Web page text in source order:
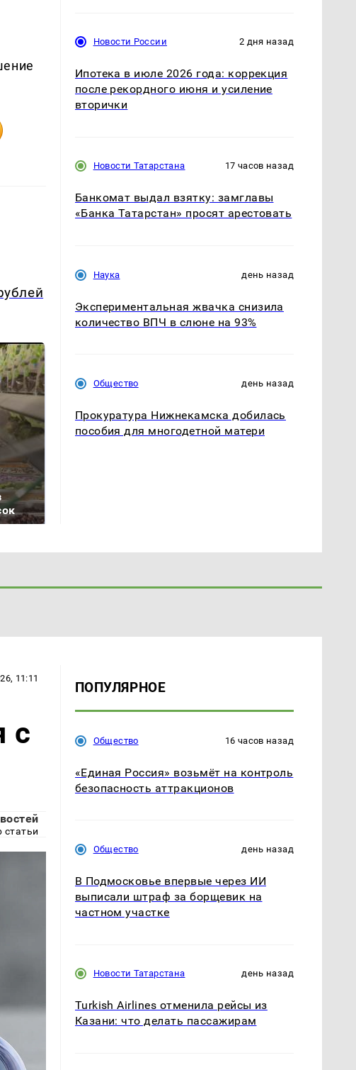
Новости России 2 дня назад
Ипотека в июле 2026 года: коррекция
после рекордного июня и усиление
вторички
Новости Татарстана 17 часов назад
Банкомат выдал взятку: замглавы
«Банка Татарстан» просят арестовать
Наука день назад
Экспериментальная жвачка снизила
количество ВПЧ в слюне на 93%
Общество день назад
Прокуратура Нижнекамска добилась
пособия для многодетной матери
11:11
с
статьи
ПОПУЛЯРНОЕ
Общество 16 часов назад
«Единая Россия» возьмёт на контроль
безопасность аттракционов
Общество день назад
В Подмосковье впервые через ИИ
выписали штраф за борщевик на
частном участке
Новости Татарстана день назад
Turkish Airlines отменила рейсы из
Казани: что делать пассажирам